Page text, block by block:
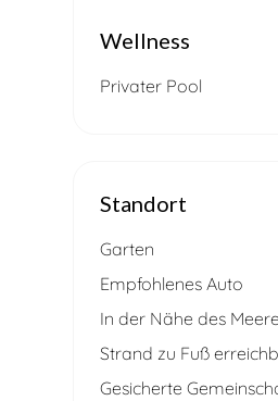
Wellness
Privater Pool
Standort
Garten
Empfohlenes Auto
In der Nähe des
Strand zu Fuß
Gesicherte